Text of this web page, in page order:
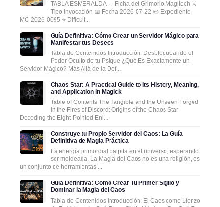
TABLA ESMERALDA — Ficha del Grimorio Magitech ⚔️
Tipo Invocación 📅 Fecha 2026-07-22 📜 Expediente
MC-2026-0095 ⭐ Dificult...
Guía Definitiva: Cómo Crear un Servidor Mágico para
Manifestar tus Deseos
Tabla de Contenidos Introducción: Desbloqueando el
Poder Oculto de tu Psique ¿Qué Es Exactamente un
Servidor Mágico? Más Allá de la Def...
Chaos Star: A Practical Guide to Its History, Meaning,
and Application in Magick
Table of Contents The Tangible and the Unseen Forged
in the Fires of Discord: Origins of the Chaos Star
Decoding the Eight-Pointed Eni...
Construye tu Propio Servidor del Caos: La Guía
Definitiva de Magia Práctica
La energía primordial palpita en el universo, esperando
ser moldeada. La Magia del Caos no es una religión, es
un conjunto de herramientas ...
Guia Definitiva: Como Crear Tu Primer Sigilo y
Dominar la Magia del Caos
Tabla de Contenidos Introducción: El Caos como Lienzo